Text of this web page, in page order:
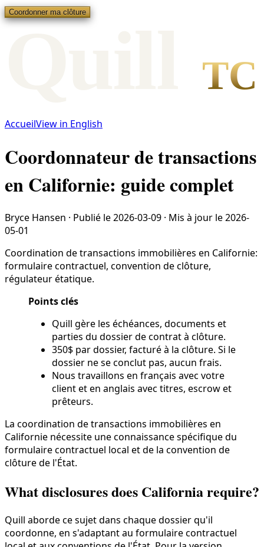
Coordonner ma clôture
TC
AccueilView in English
Coordonnateur de transactions
en Californie: guide complet
Bryce Hansen · Publié le2026-03-09 · Mis à jour le2026-
05-01
Coordination de transactions immobilières en Californie:
formulaire contractuel, convention de clôture,
régulateur étatique.
Points clés
Quill gère les échéances, documents et
parties du dossier de contrat à clôture.
350$ par dossier, facturé à la clôture. Si le
dossier ne se conclut pas, aucun frais.
Nous travaillons en français avec votre
client et en anglais avec titres, escrow et
prêteurs.
La coordination de transactions immobilières en
Californie nécessite une connaissance spécifique du
formulaire contractuel local et de la convention de
clôture de l'État.
What disclosures does California require?
Quill aborde ce sujet dans chaque dossier qu'il
coordonne, en s'adaptant au formulaire contractuel